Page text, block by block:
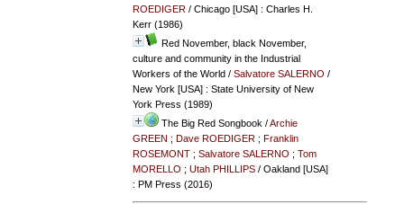
ROEDIGER/ Chicago [USA] : Charles H.
Kerr (1986)
Red November, black November,
culture and community in the Industrial
Workers of the World/ Salvatore SALERNO /
New York [USA] : State University of New
York Press (1989)
The Big Red Songbook /Archie
GREEN ; Dave ROEDIGER; Franklin
ROSEMONT; Salvatore SALERNO ; Tom
MORELLO ; Utah PHILLIPS/ Oakland [USA]
: PM Press (2016)